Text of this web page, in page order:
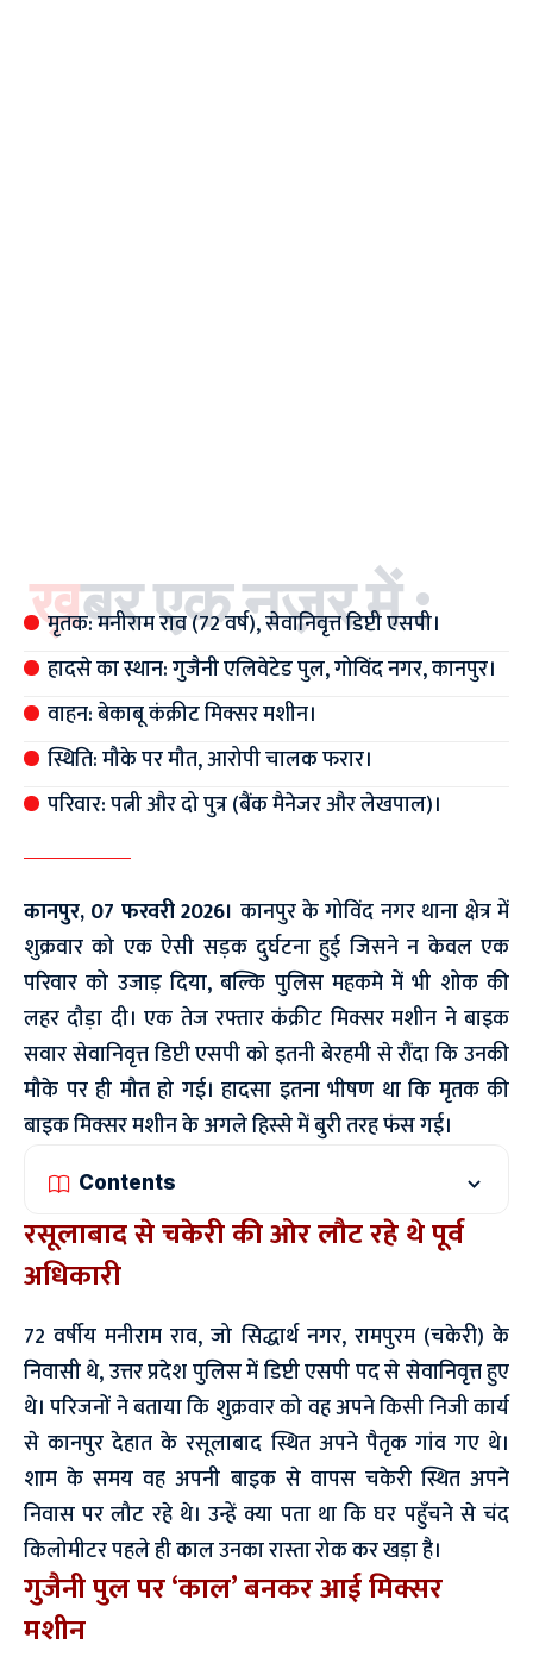
ख़बर एक नज़र में :
मृतक: मनीराम राव (72 वर्ष), सेवानिवृत्त डिप्टी एसपी।
हादसे का स्थान: गुजैनी एलिवेटेड पुल, गोविंद नगर, कानपुर।
वाहन: बेकाबू कंक्रीट मिक्सर मशीन।
स्थिति: मौके पर मौत, आरोपी चालक फरार।
परिवार: पत्नी और दो पुत्र (बैंक मैनेजर और लेखपाल)।
कानपुर, 07 फरवरी 2026। कानपुर के गोविंद नगर थाना क्षेत्र में
शुक्रवार को एक ऐसी सड़क दुर्घटना हुई जिसने न केवल एक
परिवार को उजाड़ दिया, बल्कि पुलिस महकमे में भी शोक की
लहर दौड़ा दी। एक तेज रफ्तार कंक्रीट मिक्सर मशीन ने बाइक
सवार सेवानिवृत्त डिप्टी एसपी को इतनी बेरहमी से रौंदा कि उनकी
मौके पर ही मौत हो गई। हादसा इतना भीषण था कि मृतक की
बाइक मिक्सर मशीन के अगले हिस्से में बुरी तरह फंस गई।
Contents
रसूलाबाद से चकेरी की ओर लौट रहे थे पूर्व
अधिकारी
72 वर्षीय मनीराम राव, जो सिद्धार्थ नगर, रामपुरम (चकेरी) के
निवासी थे, उत्तर प्रदेश पुलिस में डिप्टी एसपी पद से सेवानिवृत्त हुए
थे। परिजनों ने बताया कि शुक्रवार को वह अपने किसी निजी कार्य
से कानपुर देहात के रसूलाबाद स्थित अपने पैतृक गांव गए थे।
शाम के समय वह अपनी बाइक से वापस चकेरी स्थित अपने
निवास पर लौट रहे थे। उन्हें क्या पता था कि घर पहुँचने से चंद
किलोमीटर पहले ही काल उनका रास्ता रोक कर खड़ा है।
गुजैनी पुल पर ‘काल’ बनकर आई मिक्सर
मशीन